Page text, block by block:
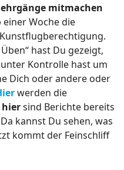
mitmachen
Woche die
hast Du gezeigt,
Kontrolle hast um
Dich oder andere oder
werden die
hiersind Berichte bereits
kannst Du sehen, was
kommt der Feinschliff